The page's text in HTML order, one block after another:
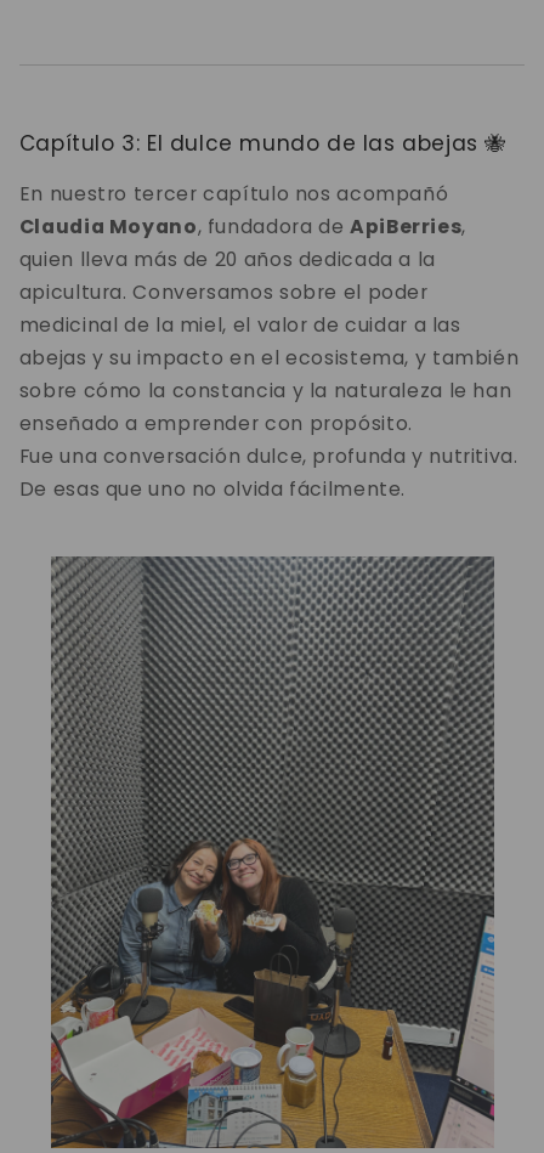
Capítulo 3: El dulce mundo de las abejas 🐝
En nuestro tercer capítulo nos acompañó
Claudia Moyano, fundadora deApiBerries,
quien lleva más de 20 años dedicada a la
apicultura. Conversamos sobre el poder
medicinal de la miel, el valor de cuidar a las
abejas y su impacto en el ecosistema, y también
sobre cómo la constancia y la naturaleza le han
enseñado a emprender con propósito.
Fue una conversación dulce, profunda y nutritiva.
De esas que uno no olvida fácilmente.